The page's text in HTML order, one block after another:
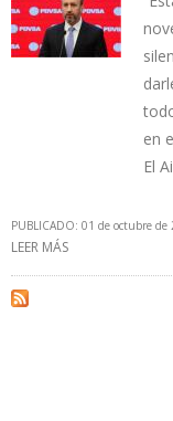
en
El
PUBLICADO: 01 de octubre de
LEER MÁS